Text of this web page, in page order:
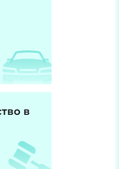
в